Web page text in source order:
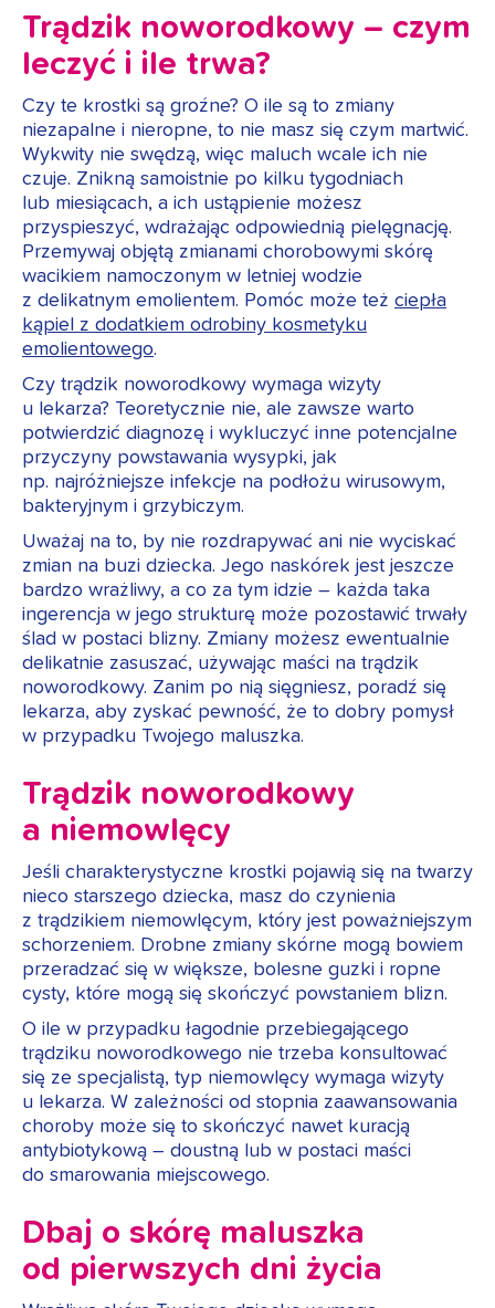
Trądzik noworodkowy – czym
leczyć i ile trwa?
Czy te krostki są groźne? O ile są to zmiany
niezapalne i nieropne, to nie masz się czym martwić.
Wykwity nie swędzą, więc maluch wcale ich nie
czuje. Znikną samoistnie po kilku tygodniach
lub miesiącach, a ich ustąpienie możesz
przyspieszyć, wdrażając odpowiednią pielęgnację.
Przemywaj objętą zmianami chorobowymi skórę
wacikiem namoczonym w letniej wodzie
z delikatnym emolientem. Pomóc może też ciepła
kąpiel z dodatkiem odrobiny kosmetyku
emolientowego.
Czy trądzik noworodkowy wymaga wizyty
u lekarza? Teoretycznie nie, ale zawsze warto
potwierdzić diagnozę i wykluczyć inne potencjalne
przyczyny powstawania wysypki, jak
np. najróżniejsze infekcje na podłożu wirusowym,
bakteryjnym i grzybiczym.
Uważaj na to, by nie rozdrapywać ani nie wyciskać
zmian na buzi dziecka. Jego naskórek jest jeszcze
bardzo wrażliwy, a co za tym idzie – każda taka
ingerencja w jego strukturę może pozostawić trwały
ślad w postaci blizny. Zmiany możesz ewentualnie
delikatnie zasuszać, używając maści na trądzik
noworodkowy. Zanim po nią sięgniesz, poradź się
lekarza, aby zyskać pewność, że to dobry pomysł
w przypadku Twojego maluszka.
Trądzik noworodkowy
a niemowlęcy
Jeśli charakterystyczne krostki pojawią się na twarzy
nieco starszego dziecka, masz do czynienia
z trądzikiem niemowlęcym, który jest poważniejszym
schorzeniem. Drobne zmiany skórne mogą bowiem
przeradzać się w większe, bolesne guzki i ropne
cysty, które mogą się skończyć powstaniem blizn.
O ile w przypadku łagodnie przebiegającego
trądziku noworodkowego nie trzeba konsultować
się ze specjalistą, typ niemowlęcy wymaga wizyty
u lekarza. W zależności od stopnia zaawansowania
choroby może się to skończyć nawet kuracją
antybiotykową – doustną lub w postaci maści
do smarowania miejscowego.
Dbaj o skórę maluszka
od pierwszych dni życia